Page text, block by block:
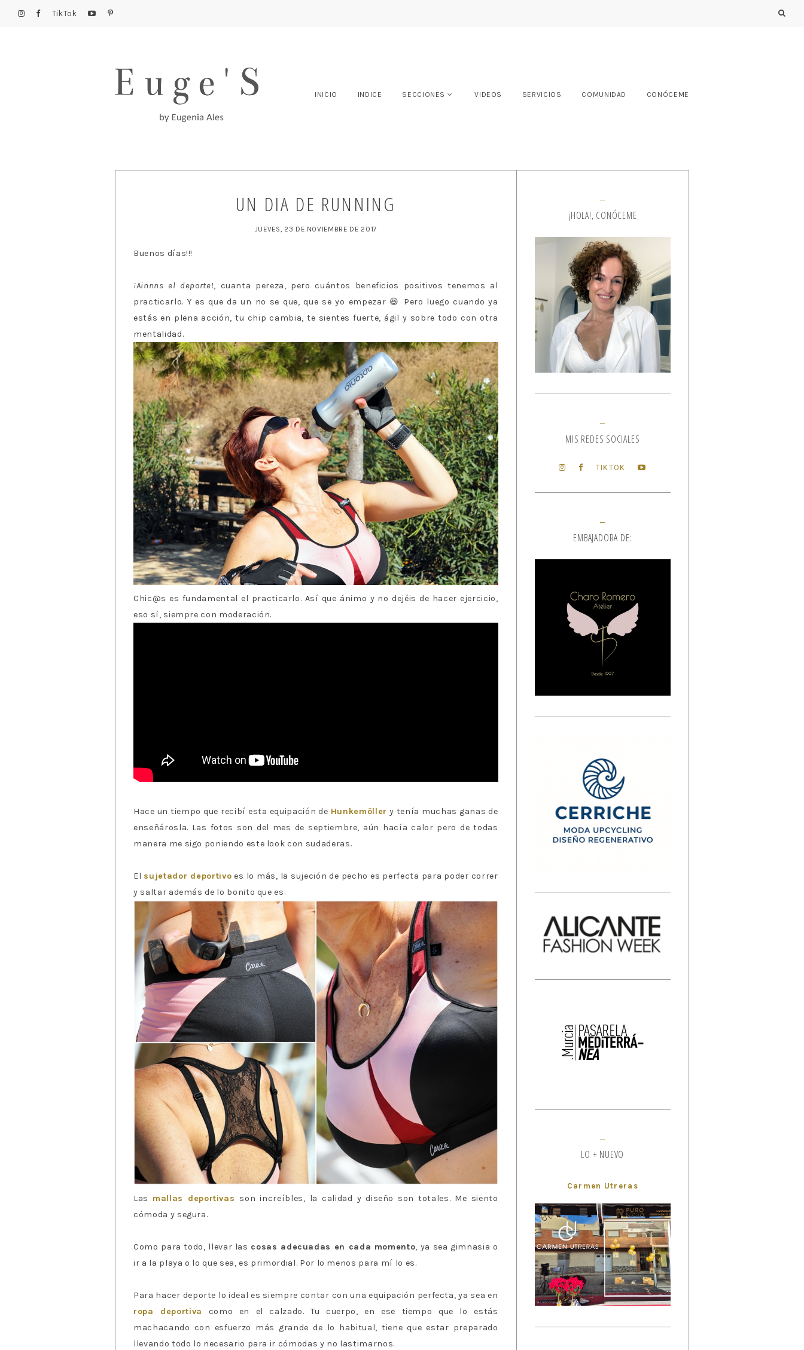
TikTok
INICIO INDICE SECCIONES VIDEOS SERVICIOS COMUNIDAD CONÓCEME
UN DIA DE RUNNING
JUEVES, 23 DE NOVIEMBRE DE 2017
Buenos días!!!
¡Ainnns el deporte!, cuanta pereza, pero cuántos beneficios positivos tenemos al
practicarlo. Y es que da un no se que, que se yo empezar 😆 Pero luego cuando ya
estás en plena acción, tu chip cambia, te sientes fuerte, ágil y sobre todo con otra
mentalidad.
Chic@s es fundamental el practicarlo. Así que ánimo y no dejéis de hacer ejercicio,
eso sí, siempre con moderación.
Hace un tiempo que recibí esta equipación de Hunkemöller y tenía muchas ganas de
enseñárosla. Las fotos son del mes de septiembre, aún hacía calor pero de todas
manera me sigo poniendo este look con sudaderas.
El sujetador deportivo es lo más, la sujeción de pecho es perfecta para poder correr
y saltar además de lo bonito que es.
Las mallas deportivas son increíbles, la calidad y diseño son totales. Me siento
cómoda y segura.
Como para todo, llevar las cosas adecuadas en cada momento, ya sea gimnasia o
ir a la playa o lo que sea, es primordial. Por lo menos para mí lo es.
Para hacer deporte lo ideal es siempre contar con una equipación perfecta, ya sea en
ropa deportiva
como en el calzado. Tu cuerpo, en ese tiempo que lo estás
machacando con esfuerzo más grande de lo habitual, tiene que estar preparado
llevando todo lo necesario para ir cómodas y no lastimarnos.
¡HOLA!, CONÓCEME
MIS REDES SOCIALES
TIKTOK
EMBAJADORA DE:
LO + NUEVO
Carmen Utreras